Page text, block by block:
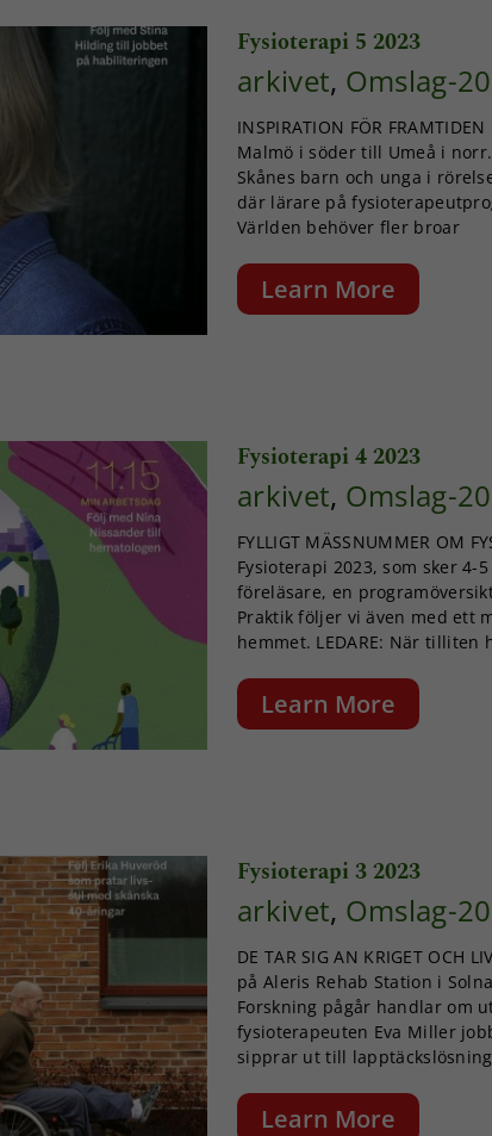
Fysioterapi 5 2023
arkivet, Omslag-
INSPIRATION FÖR
Malmö i söder till Umeå i
Skånes barn och unga i
där lärare på
Världen behöver fler broar
Learn More
Fysioterapi 4 2023
arkivet, Omslag-
FYLLIGT MÄSSNUMMER OM
Fysioterapi 2023, som sker
föreläsare, en
Praktik följer vi även med ett
hemmet. LEDARE: När tilliten
Learn More
Fysioterapi 3 2023
arkivet, Omslag-
DE TAR SIG AN KRIGET OCH
på Aleris Rehab Station i
Forskning pågår handlar om
fysioterapeuten Eva Miller
sipprar ut till
Learn More